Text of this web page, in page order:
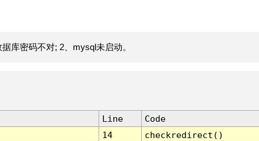
库密码不对; 2、mysql未启动。
Line
Code
14
checkredirect()